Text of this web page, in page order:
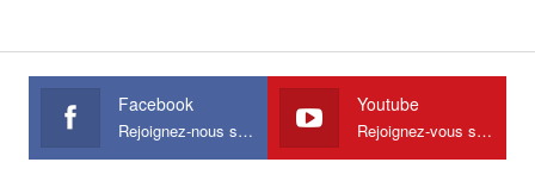
Facebook
Rejoignez-nous sur Facebook
Youtube
Rejoignez-vous sur Youtube